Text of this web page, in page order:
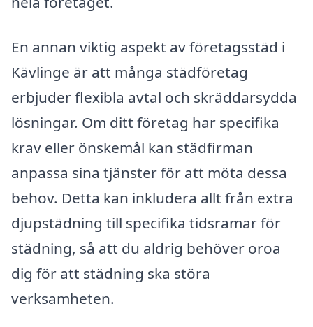
En annan viktig aspekt av företagsstäd i
Kävlinge är att många städföretag
erbjuder flexibla avtal och skräddarsydda
lösningar. Om ditt företag har specifika
krav eller önskemål kan städfirman
anpassa sina tjänster för att möta dessa
behov. Detta kan inkludera allt från extra
djupstädning till specifika tidsramar för
städning, så att du aldrig behöver oroa
dig för att städning ska störa
verksamheten.